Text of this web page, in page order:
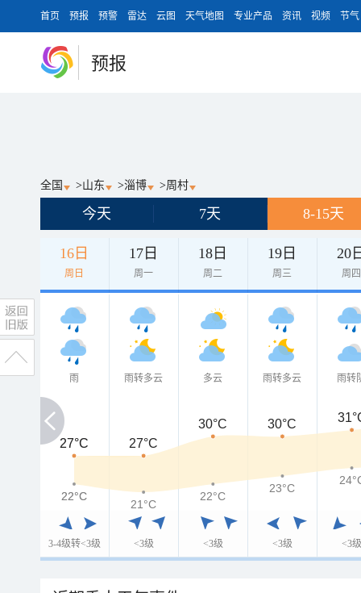
首页 预报 预警 雷达 云图 天气地图 专业产品 资讯 视频 节气
预报
全国 >山东 >淄博 >周村
今天 7天 8-15天
16日
周日
17日
周一
18日
周二
19日
周三
20
周四
雨
3-4级转<3级
雨转多云
<3级
多云
<3级
雨转多云
<3级
雨转
<3级
27°C
27°C 27°C
30°C 30°C
22°C
22°C
21°C
22°C
23°C